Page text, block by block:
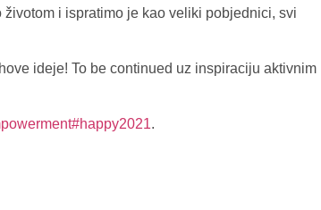
i ispratimo je kao veliki pobjednici, svi
ideje! To be continued uz inspiraciju aktivnim
#happy2021.